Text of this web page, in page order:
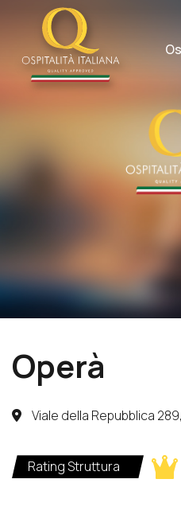
content
Operà
Viale della Repubblica
Rating Struttura